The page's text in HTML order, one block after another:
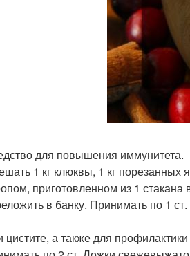
для повышения иммунитета.
1 кг клюквы, 1 кг порезанных
приготовленном из 1
в банку. Принимать по 1
цистите, а также для